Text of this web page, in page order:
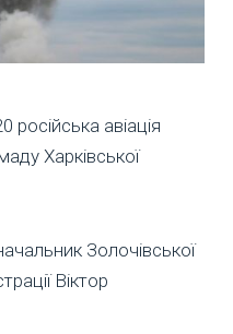
російська авіація
Харківської
Золочівської
Віктор